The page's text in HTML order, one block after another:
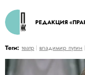
РЕДАКЦИЯ
Теги: театр владимир путин